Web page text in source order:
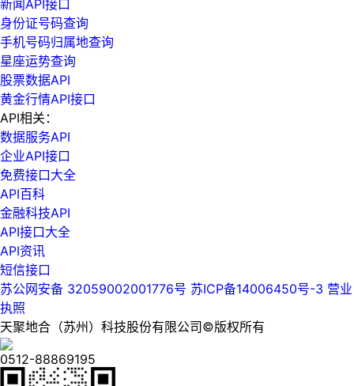
新闻API接口
身份证号码查询
手机号码归属地查询
星座运势查询
股票数据API
黄金行情API接口
API相关：
数据服务API
企业API接口
免费接口大全
API百科
金融科技API
API接口大全
API资讯
短信接口
苏公网安备 32059002001776号 苏ICP备14006450号-3 营业
执照
天聚地合（苏州）科技股份有限公司©版权所有
0512-88869195